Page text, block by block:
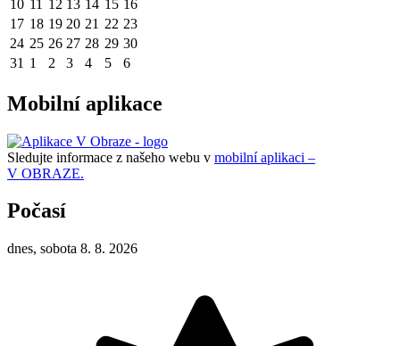
10 11 12 13 14 15 16
17 18 19 20 21 22 23
24 25 26 27 28 29 30
31 1 2 3 4 5 6
Mobilní aplikace
Sledujte informace z našeho webu v mobilní aplikaci –
V OBRAZE.
Počasí
dnes, sobota 8. 8. 2026